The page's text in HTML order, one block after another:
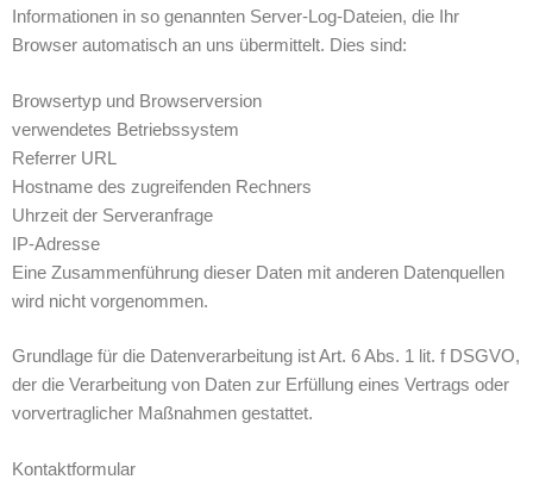
Informationen in so genannten Server-Log-Dateien, die Ihr
Browser automatisch an uns übermittelt. Dies sind:
Browsertyp und Browserversion
verwendetes Betriebssystem
Referrer URL
Hostname des zugreifenden Rechners
Uhrzeit der Serveranfrage
IP-Adresse
Eine Zusammenführung dieser Daten mit anderen Datenquellen
wird nicht vorgenommen.
Grundlage für die Datenverarbeitung ist Art. 6 Abs. 1 lit. f DSGVO,
der die Verarbeitung von Daten zur Erfüllung eines Vertrags oder
vorvertraglicher Maßnahmen gestattet.
Kontaktformular